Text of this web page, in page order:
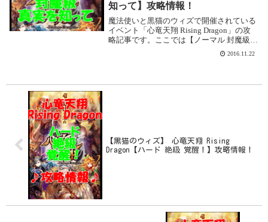
知って】攻略情報！
魔法使いと黒猫のウィズで開催されている
イベント「心竜天翔 Rising Dragon」の攻
略記事です。ここでは【ノーマル 封魔級
真実を知って】を攻略します。心竜天翔
Rising Dragon【ノーマル 封魔級 真実を知
2016.11.22
【黒猫のウィズ】 心竜天翔 Rising
Dragon【ハード 絶級 覚醒！】攻略情報！